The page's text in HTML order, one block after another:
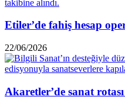
Etiler’de fahiş hesap
22/06/2026
Akaretler’de sanat